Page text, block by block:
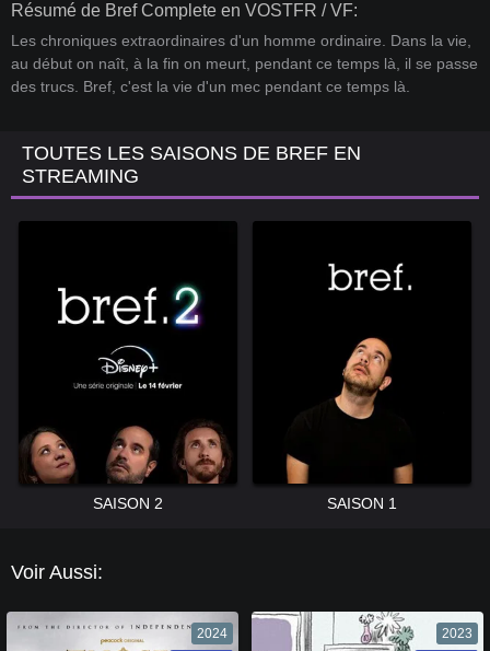
Résumé de Bref Complete en VOSTFR / VF:
Les chroniques extraordinaires d'un homme ordinaire. Dans la vie,
au début on naît, à la fin on meurt, pendant ce temps là, il se passe
des trucs. Bref, c'est la vie d'un mec pendant ce temps là.
TOUTES LES SAISONS DE BREF EN
STREAMING
SAISON 2 SAISON 1
Voir Aussi:
2024 2023